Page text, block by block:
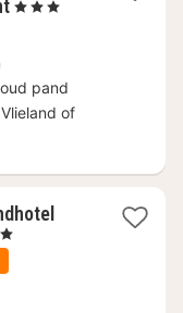
1
114
, 3 Sterren
pand
of